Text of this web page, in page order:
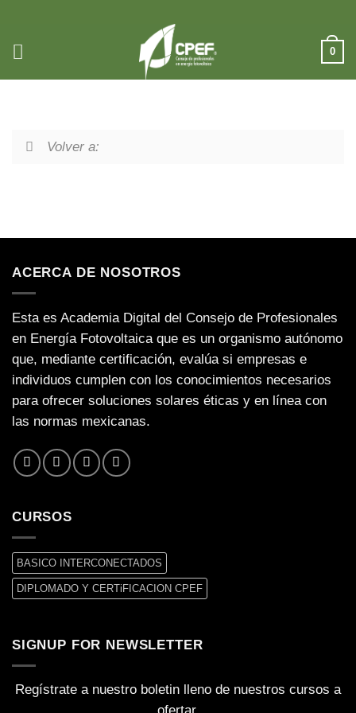
contenido
0
Volver a:
ACERCA DE NOSOTROS
Esta es Academia Digital del Consejo de Profesionales
en Energía Fotovoltaica que es un organismo autónomo
que, mediante certificación, evalúa si empresas e
individuos cumplen con los conocimientos necesarios
para ofrecer soluciones solares éticas y en línea con
las normas mexicanas.
CURSOS
BASICO INTERCONECTADOS
DIPLOMADO Y CERTiFICACION CPEF
SIGNUP FOR NEWSLETTER
Regístrate a nuestro boletin lleno de nuestros cursos a